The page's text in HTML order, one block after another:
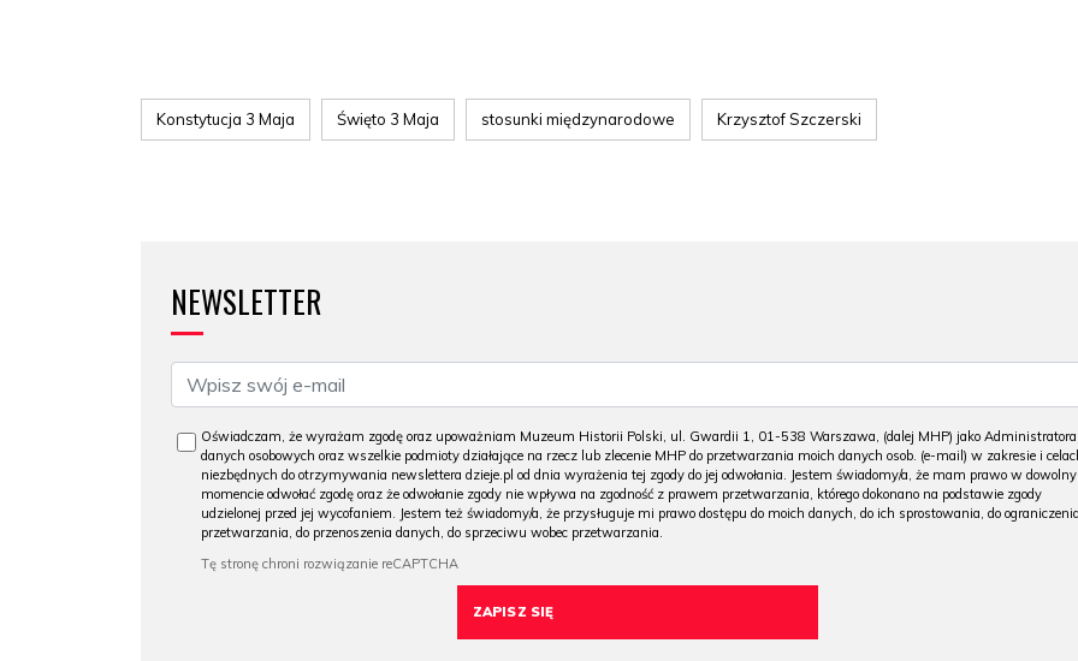
Konstytucja 3 Maja Święto 3 Maja stosunki międzynarodowe Krzysztof Szczerski
NEWSLETTER
Oświadczam, że wyrażam zgodę oraz upoważniam Muzeum Historii Polski, ul. Gwardii 1, 01-538 Warszawa, (dalej MHP) jako Administratora
danych osobowych oraz wszelkie podmioty działające na rzecz lub zlecenie MHP do przetwarzania moich danych osob. (e-mail) w zakresie i
niezbędnych do otrzymywania newslettera dzieje.pl od dnia wyrażenia tej zgody do jej odwołania. Jestem świadomy/a, że mam prawo w
momencie odwołać zgodę oraz że odwołanie zgody nie wpływa na zgodność z prawem przetwarzania, którego dokonano na podstawie zgody
udzielonej przed jej wycofaniem. Jestem też świadomy/a, że przysługuje mi prawo dostępu do moich danych, do ich sprostowania, do
przetwarzania, do przenoszenia danych, do sprzeciwu wobec przetwarzania.